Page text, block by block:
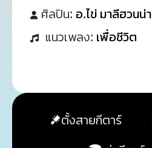
ศิลปิน: อ.ไข่ มาลีฮวนน่า
แนวเพลง: เพื่อชีวิต
ตั้งสายกีตาร์